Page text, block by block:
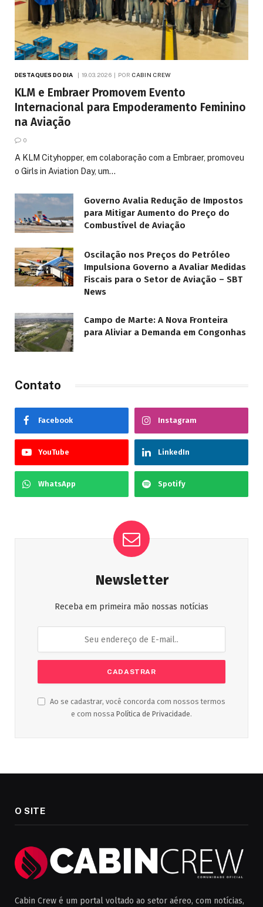
DESTAQUES DO DIA 19.03.2026 POR CABIN CREW
KLM e Embraer Promovem Evento
Internacional para Empoderamento Feminino
na Aviação
0
A KLM Cityhopper, em colaboração com a Embraer, promoveu
o Girls in Aviation Day, um…
Governo Avalia Redução de Impostos
para Mitigar Aumento do Preço do
Combustível de Aviação
Oscilação nos Preços do Petróleo
Impulsiona Governo a Avaliar Medidas
Fiscais para o Setor de Aviação – SBT
News
Campo de Marte: A Nova Fronteira
para Aliviar a Demanda em Congonhas
Contato
Facebook Instagram
YouTube LinkedIn
WhatsApp Spotify
Newsletter
Receba em primeira mão nossas notícias
Ao se cadastrar, você concorda com nossos termos
e com nossa Política de Privacidade.
O SITE
Cabin Crew é um portal voltado ao setor aéreo, com notícias,